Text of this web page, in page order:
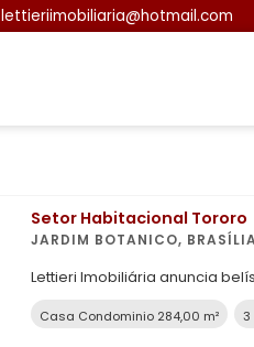
lettieriimobiliaria@hotmail.com
Setor Habitacional Tororo
JARDIM BOTANICO, BRASÍLIA
Lettieri Imobiliária anuncia
construída, com 284,02m², 3
Casa Condominio 284,00 m² 3